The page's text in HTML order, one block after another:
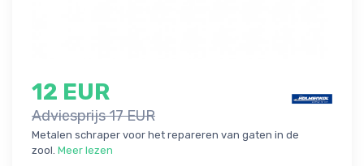
12 EUR
Adviesprijs 17 EUR
Metalen schraper voor het repareren van gaten in de
zool. Meer lezen